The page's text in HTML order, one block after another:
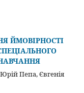
ЙМОВІРНОСТІ
Пепа, Євгенія